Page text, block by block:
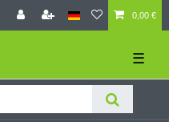
0,00 €
☰